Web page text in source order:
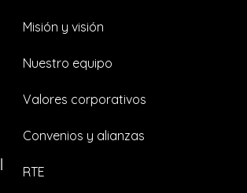
Misión y visión
Nuestro equipo
Valores corporativos
Convenios y alianzas
RTE